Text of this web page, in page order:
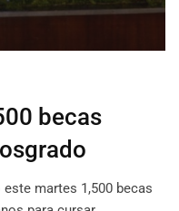
becas
martes 1,500 becas